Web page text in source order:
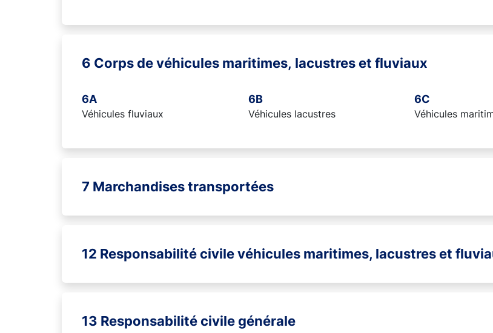
6 Corps de véhicules maritimes, lacustres et fluviaux
6A
Véhicules fluviaux
6B
Véhicules lacustres
6C
Véhicules
7 Marchandises transportées
12 Responsabilité civile véhicules maritimes, lacustres et
13 Responsabilité civile générale